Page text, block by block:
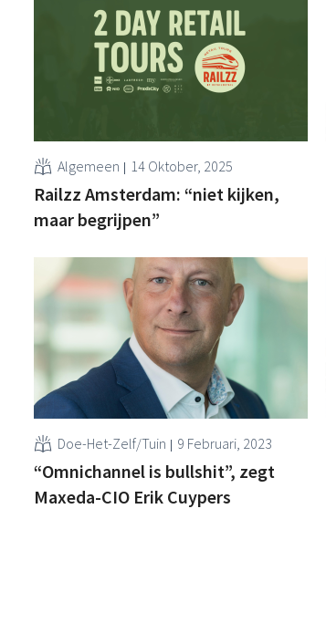
Algemeen 14 Oktober, 2025
Railzz Amsterdam: “niet kijken,
maar begrijpen”
Doe-Het-Zelf/Tuin 9 Februari, 2023
“Omnichannel is bullshit”, zegt
Maxeda-CIO Erik Cuypers